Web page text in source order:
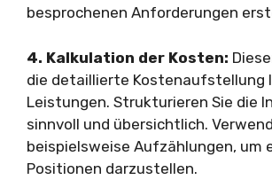
besprochenen Anforderungen
4. Kalkulation der Kosten:
die detaillierte Kostenaufstellung
Leistungen. Strukturieren Sie die
sinnvoll und übersichtlich.
beispielsweise Aufzählungen, um
Positionen darzustellen.